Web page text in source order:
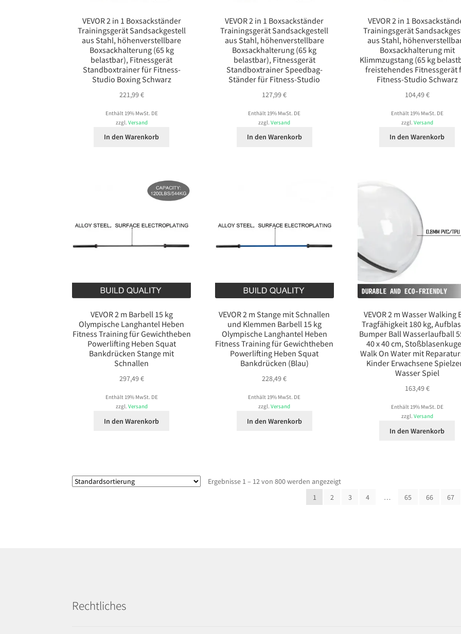
VEVOR 2 in 1 Boxsackständer
Trainingsgerät Sandsackgestell
aus Stahl, höhenverstellbare
Boxsackhalterung (65 kg
belastbar), Fitnessgerät
Standboxtrainer für Fitness-
Studio Boxing Schwarz
221,99€
Enthält 19% MwSt. DE
zzgl. Versand
In den Warenkorb
VEVOR 2 in 1 Boxsackständer
Trainingsgerät Sandsackgestell
aus Stahl, höhenverstellbare
Boxsackhalterung (65 kg
belastbar), Fitnessgerät
Standboxtrainer Speedbag-
Ständer für Fitness-Studio
127,99€
Enthält 19% MwSt. DE
zzgl.Versand
In den Warenkorb
VEVOR 2 in 1
Trainingsgerät
aus Stahl,
Boxsackhalterung mit
Klimmzugstang (65 kg
freistehendes Fitnessgerät
Fitness-Studio Schwarz
104,49€
Enthält 19% MwSt. DE
zzgl. Versand
In den Warenkorb
VEVOR 2 m Barbell 15 kg
Olympische Langhantel Heben
Fitness Training für Gewichtheben
Powerlifting Heben Squat
Bankdrücken Stange mit
Schnallen
297,49€
Enthält 19% MwSt. DE
zzgl. Versand
In den Warenkorb
VEVOR 2 m Stange mit Schnallen
und Klemmen Barbell 15 kg
Olympische Langhantel Heben
Fitness Training für Gewichtheben
Powerlifting Heben Squat
Bankdrücken (Blau)
228,49€
Enthält 19% MwSt. DE
zzgl.Versand
In den Warenkorb
VEVOR 2 m Wasser Walking
Tragfähigkeit 180 kg,
Bumper Ball Wasserlaufball
40 x 40 cm,
Walk On Water mit
Kinder Erwachsene
Wasser Spiel
163,49€
Enthält 19% MwSt. DE
zzgl. Versand
In den Warenkorb
Ergebnisse 1 – 12 von 800 werden angezeigt
1
2 3 4 … 65 66 67
Rechtliches